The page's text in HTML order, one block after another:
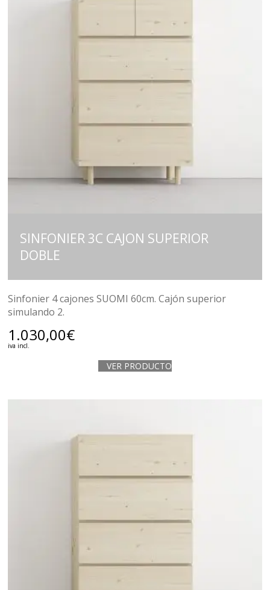
SINFONIER 3C CAJON SUPERIOR
DOBLE
Sinfonier 4 cajones SUOMI 60cm. Cajón superior
simulando 2.
1.030,00€
iva incl.
VER PRODUCTO